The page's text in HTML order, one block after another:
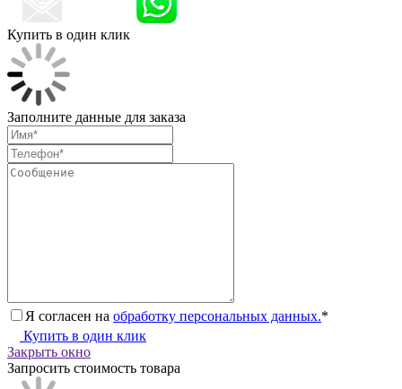
Купить в один клик
Заполните данные для заказа
Я согласен на обработку персональных данных.*
Купить в один клик
Закрыть окно
Запросить стоимость товара